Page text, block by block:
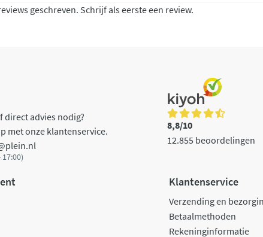
geschreven. Schrijf als eerste een review.
direct advies nodig?
met onze klantenservice.
8,8/10
12.855 beoordelingen
Klantenservice
Verzending en
Betaalmethoden
Rekeninginformatie